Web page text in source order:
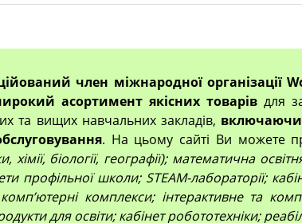
член міжнародної організації
асортимент якісних товарів для
та вищих навчальних закладів, включаючи
. На цьому сайті Ви можете
хімії, біології, географії); математична
профільної школи; STEAM-лабораторії;
комплекси; інтерактивне та
для освіти; кабінет робототехніки;